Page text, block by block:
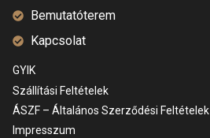
Bemutatóterem
Kapcsolat
GYIK
Szállítási Feltételek
ÁSZF – Általános Szerződési Feltételek
Impresszum